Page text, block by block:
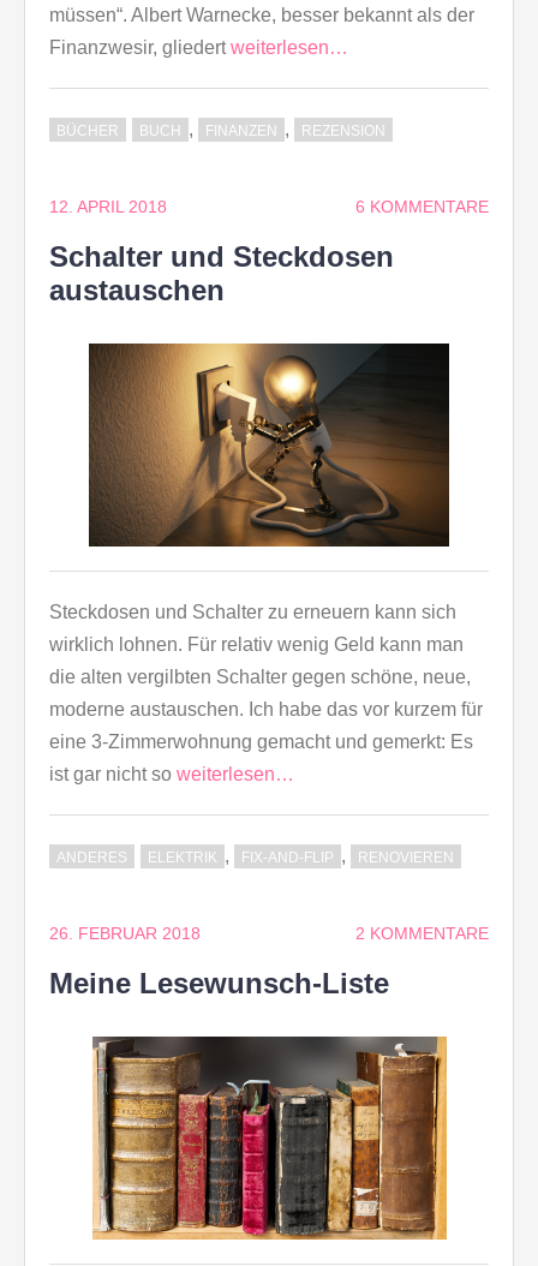
müssen“. Albert Warnecke, besser bekannt als der
Finanzwesir, gliedertweiterlesen…
BÜCHER BUCH , FINANZEN , REZENSION
12. APRIL 2018 6 KOMMENTARE
Schalter und Steckdosen
austauschen
Steckdosen und Schalter zu erneuern kann sich
wirklich lohnen. Für relativ wenig Geld kann man
die alten vergilbten Schalter gegen schöne, neue,
moderne austauschen. Ich habe das vor kurzem für
eine 3-Zimmerwohnung gemacht und gemerkt: Es
ist gar nicht so weiterlesen…
ANDERES ELEKTRIK , FIX-AND-FLIP , RENOVIEREN
26. FEBRUAR 2018 2 KOMMENTARE
Meine Lesewunsch-Liste